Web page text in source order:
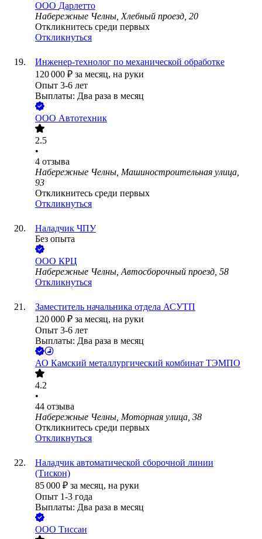
ООО Дарлетто
Набережные Челны, Хлебный проезд, 20
Откликнитесь среди первых
Откликнуться
Инженер-технолог по механической обработке
120 000 ₽ за месяц, на руки
Опыт 3-6 лет
Выплаты: Два раза в месяц
ООО Автотехник
2.5
•
4 отзыва
Набережные Челны, Машиностроительная улица,
93
Откликнитесь среди первых
Откликнуться
Наладчик ЧПУ
Без опыта
ООО КРЦ
Набережные Челны, Автосборочный проезд, 58
Откликнуться
Заместитель начальника отдела АСУТП
120 000 ₽ за месяц, на руки
Опыт 3-6 лет
Выплаты: Два раза в месяц
АО Камский металлургический комбинат ТЭМПО
4.2
•
44 отзыва
Набережные Челны, Моторная улица, 38
Откликнитесь среди первых
Откликнуться
Наладчик автоматической сборочной линии
(Тискон)
85 000 ₽ за месяц, на руки
Опыт 1-3 года
Выплаты: Два раза в месяц
ООО Тиссан